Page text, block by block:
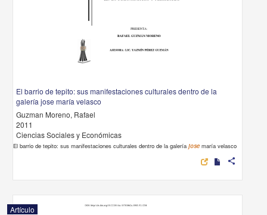
El barrio de tepito: sus manifestaciones culturales dentro de la
galería jose maría velasco
Guzman Moreno, Rafael
2011
Ciencias Sociales y Económicas
El barrio de tepito: sus manifestaciones culturales dentro de la galeríajosemaría velasco
share
Artículo